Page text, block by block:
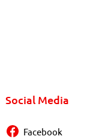
Social Media
Facebook